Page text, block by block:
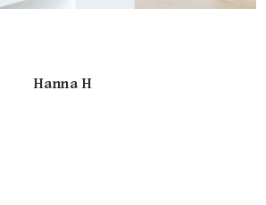
Hanna H